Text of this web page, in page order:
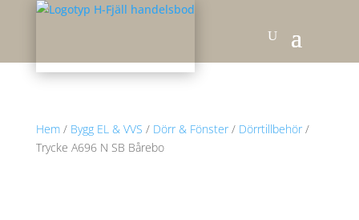
Hem/ Bygg EL & VVS / Dörr & Fönster/ Dörrtillbehör/
Trycke A696 N SB Bårebo